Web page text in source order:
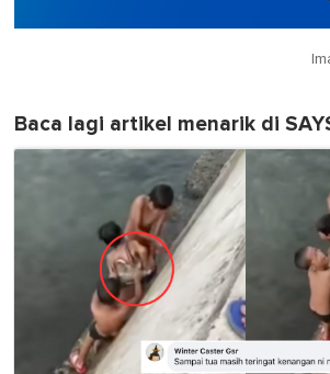
Baca lagi artikel menarik di